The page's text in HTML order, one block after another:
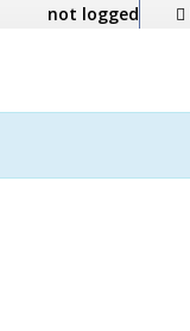
not logged